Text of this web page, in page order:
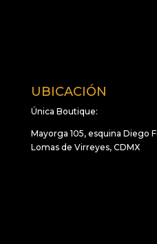
UBICACIÓN
Única Boutique:
Mayorga 105, esquina Diego
Lomas de Virreyes, CDMX